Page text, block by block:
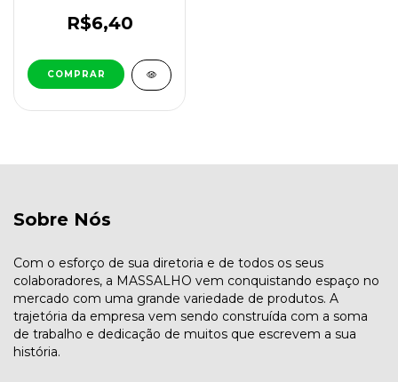
R$6,40
Sobre Nós
Com o esforço de sua diretoria e de todos os seus
colaboradores, a MASSALHO vem conquistando espaço no
mercado com uma grande variedade de produtos. A
trajetória da empresa vem sendo construída com a soma
de trabalho e dedicação de muitos que escrevem a sua
história.